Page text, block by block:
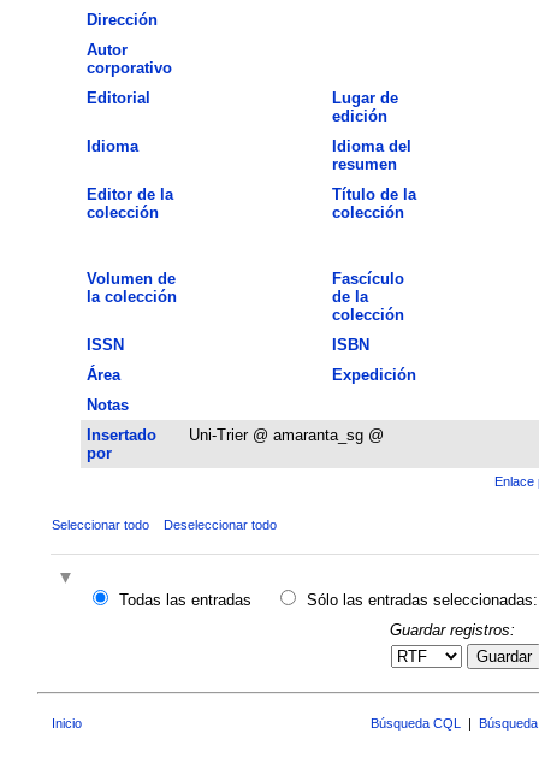
Dirección
Autor
corporativo
Editorial
Lugar de
edición
Idioma
Idioma del
resumen
Editor de la
colección
Título de la
colección
Volumen de
la colección
Fascículo
de la
colección
ISSN
ISBN
Área
Expedición
Notas
Insertado
por
Uni-Trier @ amaranta_sg @
Enlace
Seleccionar todo Deseleccionar todo
Todas las entradas
Sólo las entradas seleccionadas:
Guardar registros:
Guardar
Inicio Búsqueda CQL